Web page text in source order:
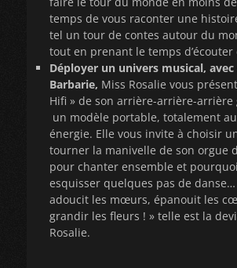
temps de vous raconter une
tel un tour de contes autour du
tout en prenant le temps d’écouter
Déployer un univers musical,
Barbarie, Miss Rosalie vous
Hifi » de son arrière-arrière-arrière
un modèle portable, totalement
énergie. Elle vous invite à choisir
tourner la manivelle de son orgue
pour chanter ensemble et
esquisser quelques pas de
adoucit les mœurs, épanouit les
grandir les fleurs ! » telle est la
Rosalie.